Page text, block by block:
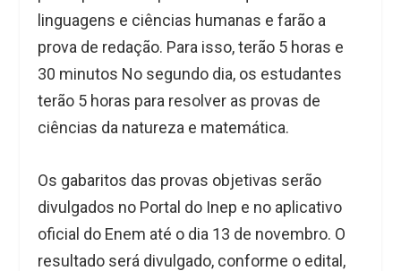
linguagens e ciências humanas e farão a
prova de redação. Para isso, terão 5 horas e
30 minutos No segundo dia, os estudantes
terão 5 horas para resolver as provas de
ciências da natureza e matemática.
Os gabaritos das provas objetivas serão
divulgados no Portal do Inep e no aplicativo
oficial do Enem até o dia 13 de novembro. O
resultado será divulgado, conforme o edital,